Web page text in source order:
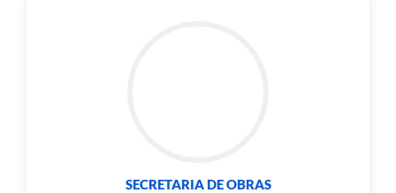
SECRETARIA DE OBRAS